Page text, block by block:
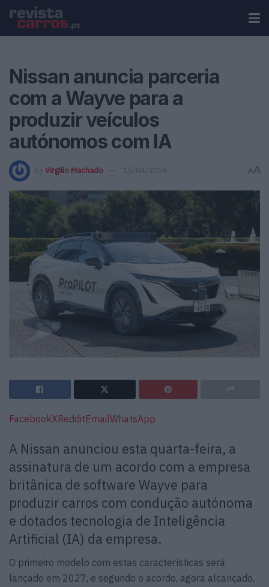
Nissan anuncia parceria
com a Wayve para a
produzir veículos
autónomos com IA
by Virgilio Machado 15/04/2026 AA
FacebookXRedditEmailWhatsApp
A Nissan anunciou esta quarta-feira, a
assinatura de um acordo com a empresa
britânica de software Wayve para
produzir carros com condução autónoma
e dotados tecnologia de Inteligência
Artificial (IA) da empresa.
O primeiro modelo com estas características será
lançado em 2027, e segundo o acordo, agora alcançado,